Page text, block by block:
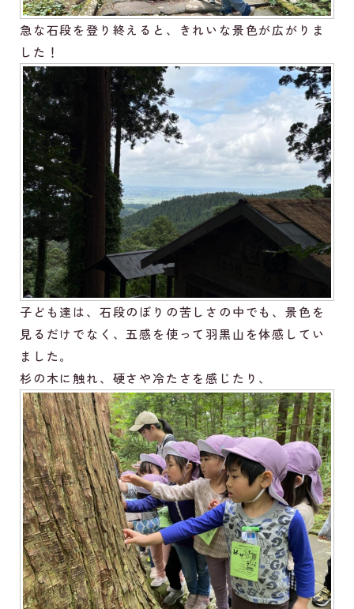
急な石段を登り終えると、きれいな景色が広がりま
した！
子ども達は、石段のぼりの苦しさの中でも、景色を
見るだけでなく、五感を使って羽黒山を体感してい
ました。
杉の木に触れ、硬さや冷たさを感じたり、